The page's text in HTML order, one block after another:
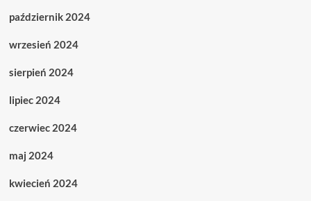
październik 2024
wrzesień 2024
sierpień 2024
lipiec 2024
czerwiec 2024
maj 2024
kwiecień 2024